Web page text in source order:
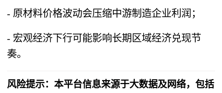
- 原材料价格波动会压缩中游制造企业利润；
- 宏观经济下行可能影响长期区域经济兑现节
奏。
风险提示：本平台信息来源于大数据及网络，包括